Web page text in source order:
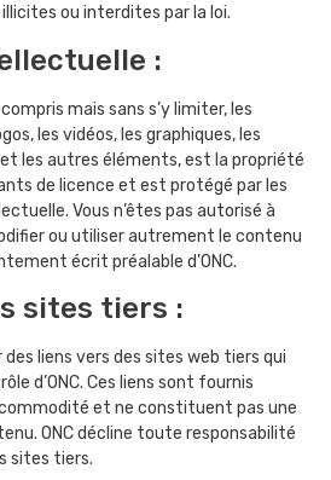
ou interdites par la loi.
:
mais sans s’y limiter, les
les vidéos, les graphiques, les
les autres éléments, est la propriété
de licence et est protégé par les
Vous n’êtes pas autorisé à
ou utiliser autrement le contenu
écrit préalable d’ONC.
sites tiers :
liens vers des sites web tiers qui
d’ONC. Ces liens sont fournis
et ne constituent pas une
ONC décline toute responsabilité
sites tiers.